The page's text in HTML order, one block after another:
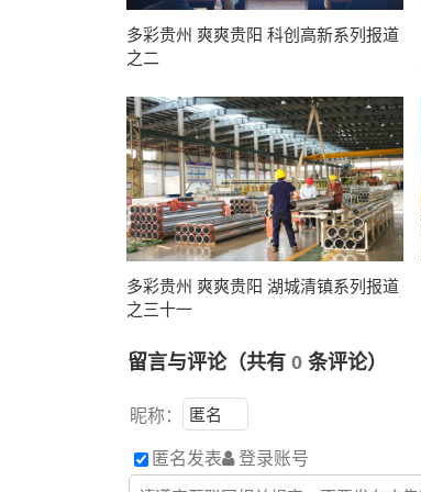
多彩贵州 爽爽贵阳 科创高新系列报道
之二
多彩贵州 爽爽贵阳 湖城清镇系列报道
之三十一
留言与评论（共有 0条评论）
昵称：
匿名发表 登录账号